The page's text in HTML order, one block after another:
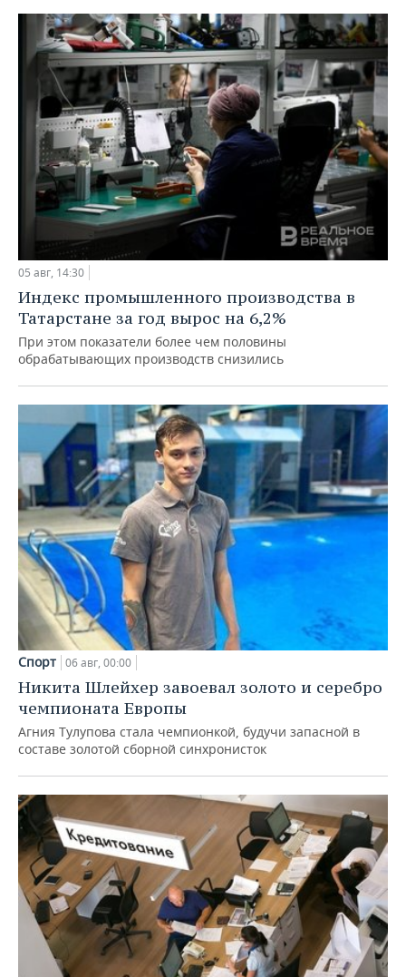
05 авг, 14:30
Индекс промышленного производства в
Татарстане за год вырос на 6,2%
При этом показатели более чем половины
обрабатывающих производств снизились
Спорт 06 авг, 00:00
Никита Шлейхер завоевал золото и серебро
чемпионата Европы
Агния Тулупова стала чемпионкой, будучи запасной в
составе золотой сборной синхронисток